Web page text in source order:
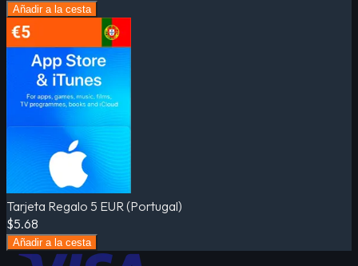
Añadir a la cesta
Tarjeta Regalo 5 EUR (Portugal)
$5.68
Añadir a la cesta